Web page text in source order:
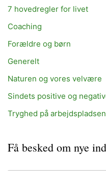
7 hovedregler for livet
Coaching
Forældre og børn
Generelt
Naturen og vores velvære
Sindets positive og
Tryghed på arbejdspladsen
Få besked om nye